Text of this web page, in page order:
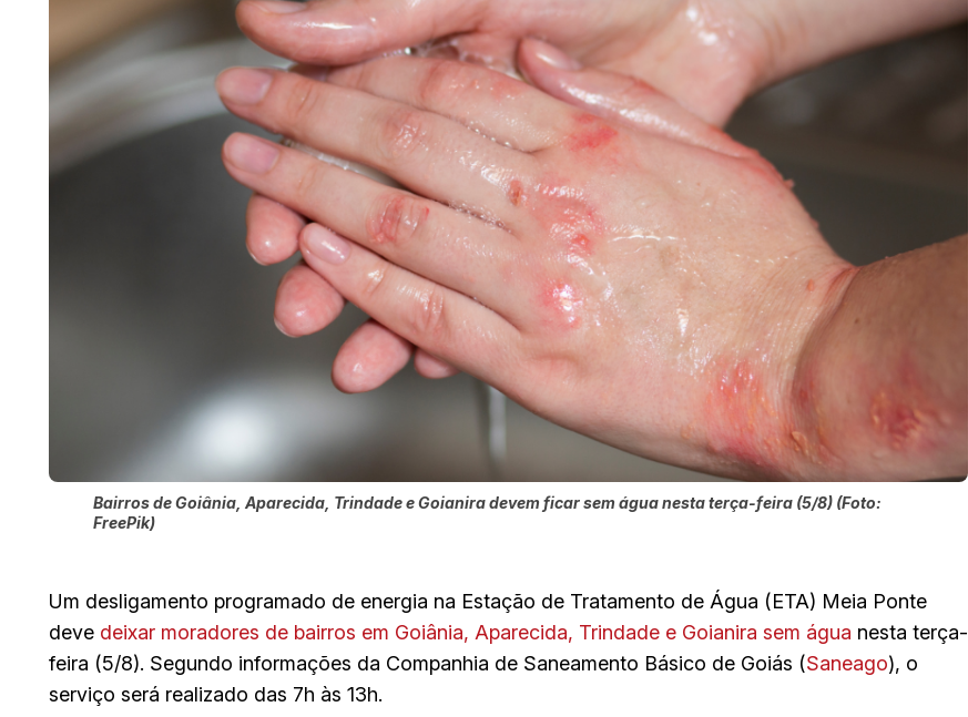
Bairros de Goiânia, Aparecida, Trindade e Goianira devem ficar sem água nesta terça-feira (5/8) (Foto:
FreePik)
Um desligamento programado de energia na Estação de Tratamento de Água (ETA) Meia Ponte
deve deixar moradores de bairros em Goiânia, Aparecida, Trindade e Goianira sem água nesta terça-
feira (5/8). Segundo informações da Companhia de Saneamento Básico de Goiás (Saneago), o
serviço será realizado das 7h às 13h.